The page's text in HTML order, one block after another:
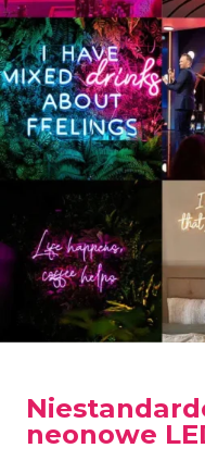
neonowe